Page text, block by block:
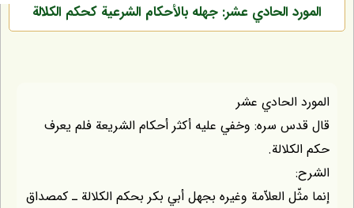
المورد الحادي عشر: جهله بالأحكام الشرعية كحكم الكلالة
المورد الحادي عشر
قال قدس سره: وخفي عليه أكثر أحكام الشريعة فلم يعرف
حكم الكلالة.
الشرح:
إنما مثّل العلاّمة وغيره بجهل أبي بكر بحكم الكلالة ـ كمصداق